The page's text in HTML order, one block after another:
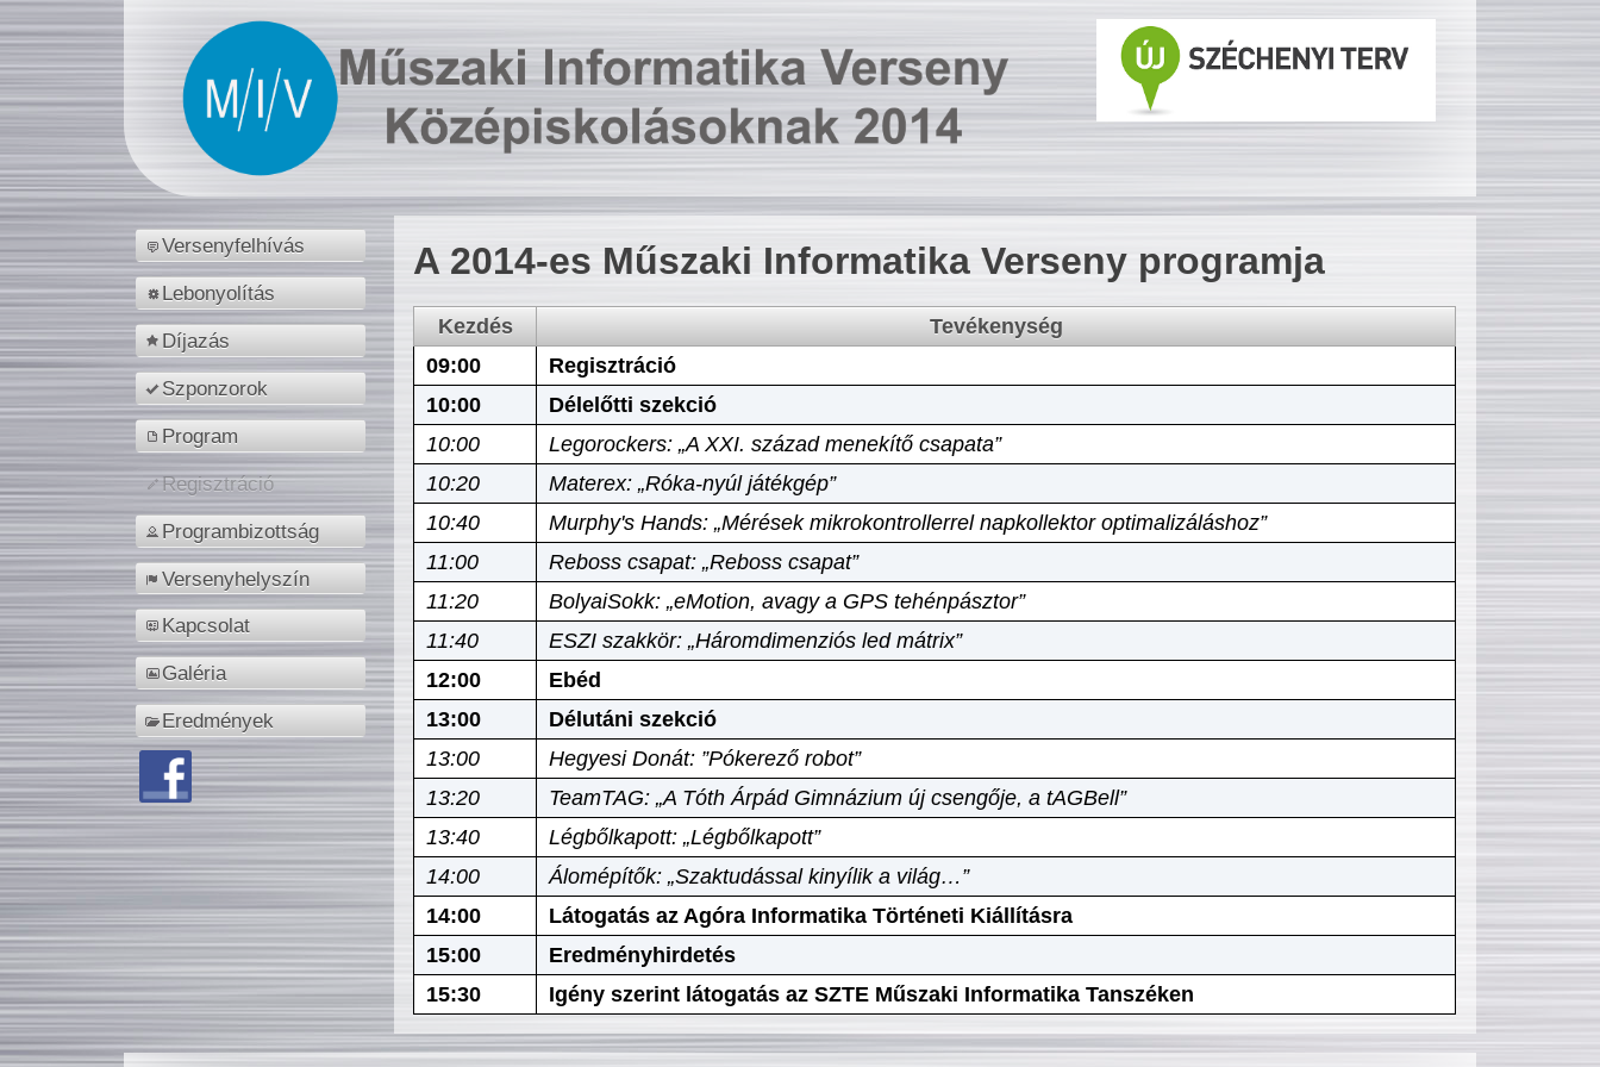
Versenyfelhívás
Lebonyolítás
Díjazás
Szponzorok
Program
Regisztráció
Programbizottság
Versenyhelyszín
Kapcsolat
Galéria
Eredmények
A 2014-es Műszaki Informatika Verseny programja
Kezdés
Tevékenység
09:00
Regisztráció
10:00
Délelőtti szekció
10:00
Legorockers: „A XXI. század menekítő csapata”
10:20
Materex: „Róka-nyúl játékgép”
10:40
Murphy's Hands: „Mérések mikrokontrollerrel napkollektor optimalizáláshoz”
11:00
Reboss csapat: „Reboss csapat”
11:20
BolyaiSokk: „eMotion, avagy a GPS tehénpásztor”
11:40
ESZI szakkör: „Háromdimenziós led mátrix”
12:00
Ebéd
13:00
Délutáni szekció
13:00
Hegyesi Donát: ”Pókerező robot”
13:20
TeamTAG: „A Tóth Árpád Gimnázium új csengője, a tAGBell”
13:40
Légbőlkapott: „Légbőlkapott”
14:00
Álomépítők: „Szaktudással kinyílik a világ…”
14:00
Látogatás az Agóra Informatika Történeti Kiállításra
15:00
Eredményhirdetés
15:30
Igény szerint látogatás az SZTE Műszaki Informatika Tanszéken